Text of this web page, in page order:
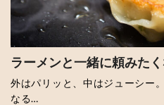
ラーメンと一緒に頼みた
外はパリッと、中はジューシー
なる…